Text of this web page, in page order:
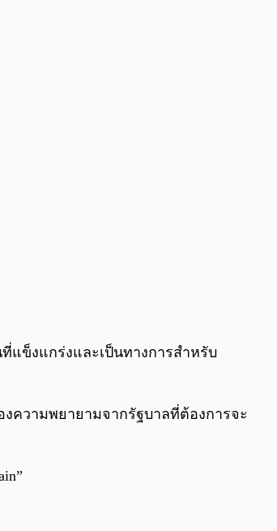
0:00/ 0:00
แข็งแกร่งและเป็นทางการสำหรับ
งความพยายามจากรัฐบาลที่ต้องการจะ